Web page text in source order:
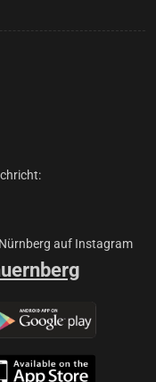
auf Instagram